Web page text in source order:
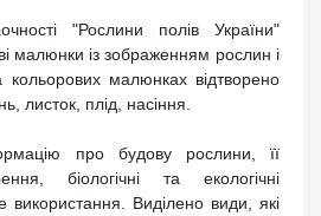
"Рослини полів України"
малюнки із зображенням рослин і
кольорових малюнках відтворено
листок, плід, насіння.
про будову рослини, її
біологічні та екологічні
використання. Виділено види, які